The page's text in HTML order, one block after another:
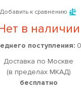
Добавить к сравнению
в наличии
поступления:
Доставка по Москве
(в пределах МКАД)
бесплатно